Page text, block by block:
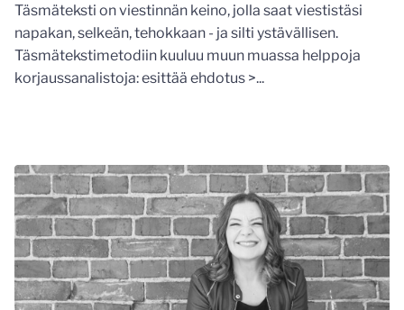
Täsmäteksti on viestinnän keino, jolla saat viestistäsi
napakan, selkeän, tehokkaan - ja silti ystävällisen.
Täsmätekstimetodiin kuuluu muun muassa helppoja
korjaussanalistoja: esittää ehdotus >...